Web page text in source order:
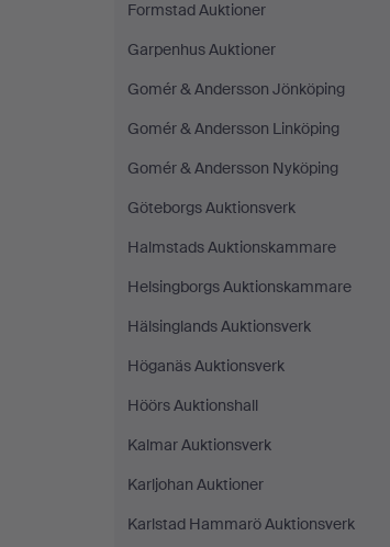
Formstad Auktioner
Garpenhus Auktioner
Gomér & Andersson Jönköping
Gomér & Andersson Linköping
Gomér & Andersson Nyköping
Göteborgs Auktionsverk
Halmstads Auktionskammare
Helsingborgs Auktionskammare
Hälsinglands Auktionsverk
Höganäs Auktionsverk
Höörs Auktionshall
Kalmar Auktionsverk
Karljohan Auktioner
Karlstad Hammarö Auktionsverk